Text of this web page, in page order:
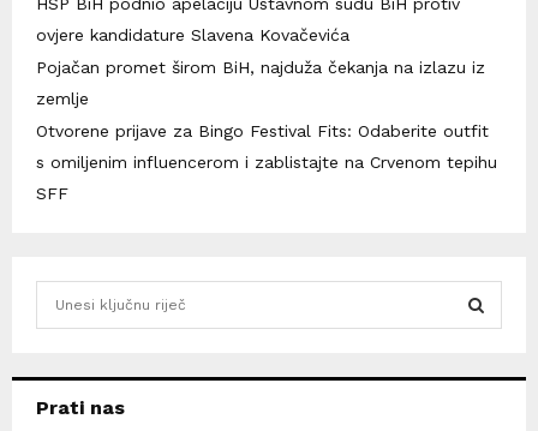
HSP BiH podnio apelaciju Ustavnom sudu BiH protiv
ovjere kandidature Slavena Kovačevića
Pojačan promet širom BiH, najduža čekanja na izlazu iz
zemlje
Otvorene prijave za Bingo Festival Fits: Odaberite outfit
s omiljenim influencerom i zablistajte na Crvenom tepihu
SFF
hPrati nas